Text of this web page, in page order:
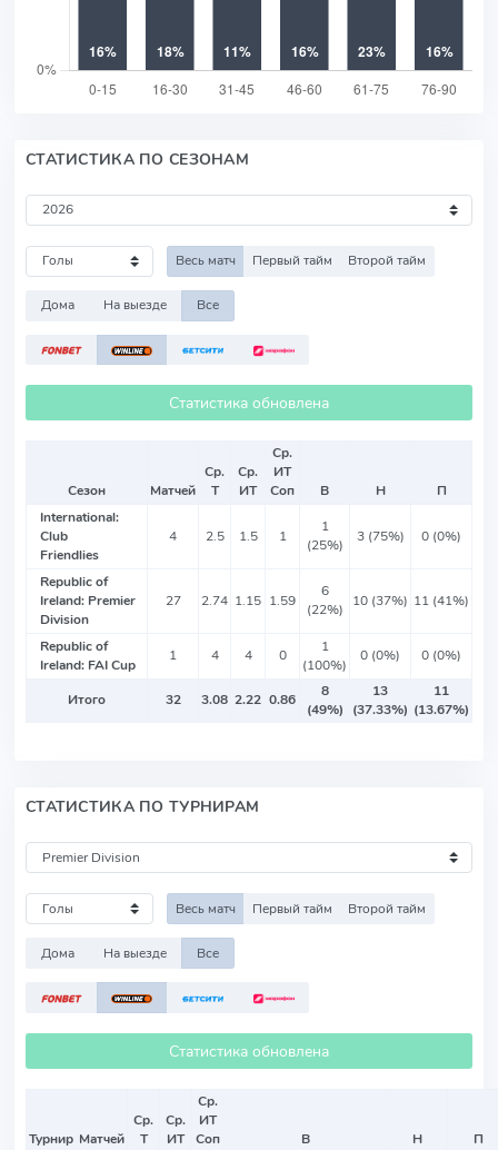
СТАТИСТИКА ПО СЕЗОНАМ
Весь матч Первый тайм Второй тайм
Дома На выезде Все
Статистика обновлена
Сезон Матчей
Ср.
Т
Ср.
ИТ
Ср.
ИТ
Соп
В Н
П
International:
Club
Friendlies
4 2.5 1.5 1
1
(25%)
3 (75%) 0 (0%)
Republic of
Ireland: Premier
Division
27 2.74 1.15 1.59
6
(22%)
10 (37%) 11 (41%)
Republic of
Ireland: FAI Cup
1 4 4 0
1
(100%)
0 (0%) 0 (0%)
Итого 32 3.08 2.22 0.86
8
(49%)
13
(37.33%)
11
(13.67%)
СТАТИСТИКА ПО ТУРНИРАМ
Весь матч Первый тайм Второй тайм
Дома На выезде Все
Статистика обновлена
Турнир Матчей
Ср.
Т
Ср.
ИТ
Ср.
ИТ
Соп
В Н
П